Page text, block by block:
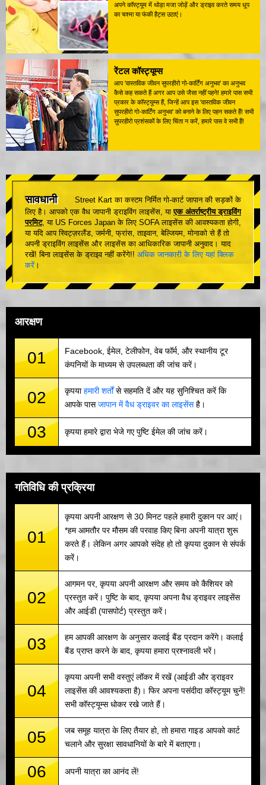
अपने कॉस्ट्यूम में थोड़ा मजा जोड़ें और ड्राइव करते समय धूप
का चश्मा या फंकी हैट्स उठाएं।
रेंटल कॉस्ट्यूम्स
आप 'वास्तविक जीवन सुपरहीरो गो-कार्टिंग अनुभव' का अनुभव
कैसे कह सकते हैं अगर आप उसे जैसा नहीं पहने! हमारे पास सभी
प्रकार के कॉस्ट्यूम्स हैं, जिन्हें आप इस 'वास्तविक जीवन
सुपरहीरो गो-कार्टिंग अनुभव' को बनाने के लिए पहन सकते हैं! सभी
सुपरहीरो प्रशंसकों के लिए चिंता न करें, हमारे पास वे सभी हैं!
सावधानी
Street Kart का कस्टम निर्मित गो-कार्ट जापान की सड़कों के
लिए है। आपको एक वैध जापानी ड्राइविंग लाइसेंस, याएक अंतर्राष्ट्रीय ड्राइविंग
परमिट, या US Forces Japan के लिए SOFA लाइसेंस की आवश्यकता होगी,
या यदि आप स्विट्ज़रलैंड, जर्मनी, फ्रांस, ताइवान, बेल्जियम, मोनाको से हैं तो
अपनी ड्राइविंग लाइसेंस और लाइसेंस का आधिकारिक जापानी अनुवाद। याद
रखें! बिना लाइसेंस के ड्राइव नहीं करेंगे!! अधिक जानकारी के लिए यहां क्लिक
करें ।
आरक्षण
01
Facebook, ईमेल, टेलीफोन, वेब फॉर्म, और स्थानीय टूर
कंपनियों के माध्यम से उपलब्धता की जांच करें।
02 कृपयाहमारी शर्तोंसे सहमति दें और यह सुनिश्चित करें कि
आपके पासजापान में वैध ड्राइवर का लाइसेंसहै।
03 कृपया हमारे द्वारा भेजे गए पुष्टि ईमेल की जांच करें।
गतिविधि की प्रक्रिया
01
कृपया अपनी आरक्षण से 30 मिनट पहले हमारी दुकान पर आएं।
*हम आमतौर पर मौसम की परवाह किए बिना अपनी यात्रा शुरू
करते हैं। लेकिन अगर आपको संदेह हो तो कृपया दुकान से संपर्क
करें।
02
आगमन पर, कृपया अपनी आरक्षण और समय को कैशियर को
प्रस्तुत करें। पुष्टि के बाद, कृपया अपना वैध ड्राइवर लाइसेंस
और आईडी (पासपोर्ट) प्रस्तुत करें।
03
हम आपकी आरक्षण के अनुसार कलाई बैंड प्रदान करेंगे। कलाई
बैंड प्राप्त करने के बाद, कृपया हमारा प्रश्नावली भरें।
04
कृपया अपनी सभी वस्तुएं लॉकर में रखें (आईडी और ड्राइवर
लाइसेंस की आवश्यकता है)। फिर अपना पसंदीदा कॉस्ट्यूम चुनें!
सभी कॉस्ट्यूम्स धोकर रखे जाते हैं।
05
जब समूह यात्रा के लिए तैयार हो, तो हमारा गाइड आपको कार्ट
चलाने और सुरक्षा सावधानियों के बारे में बताएगा।
06 अपनी यात्रा का आनंद लें!